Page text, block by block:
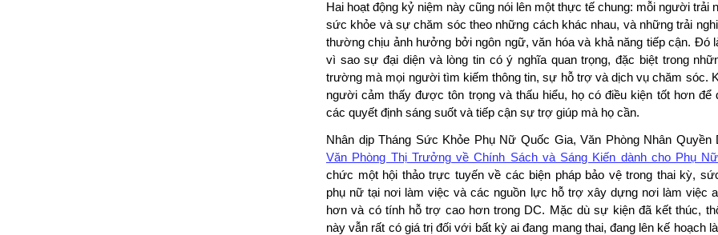
Hai hoạt động kỷ niệm này cũng nói lên một thực tế chung: mỗi người trải
sức khỏe và sự chăm sóc theo những cách khác nhau, và những trải
thường chịu ảnh hưởng bởi ngôn ngữ, văn hóa và khả năng tiếp cận. Đó
vì sao sự đại diện và lòng tin có ý nghĩa quan trọng, đặc biệt trong
trường mà mọi người tìm kiếm thông tin, sự hỗ trợ và dịch vụ chăm sóc.
người cảm thấy được tôn trọng và thấu hiểu, họ có điều kiện tốt hơn để
các quyết định sáng suốt và tiếp cận sự trợ giúp mà họ cần.
Nhân dịp Tháng Sức Khỏe Phụ Nữ Quốc Gia, Văn Phòng Nhân Quyền
Văn Phòng Thị Trưởng về Chính Sách và Sáng Kiến dành cho Phụ Nữ
chức một hội thảo trực tuyến về các biện pháp bảo vệ trong thai kỳ,
phụ nữ tại nơi làm việc và các nguồn lực hỗ trợ xây dựng nơi làm việc
hơn và có tính hỗ trợ cao hơn trong DC. Mặc dù sự kiện đã kết thúc,
này vẫn rất có giá trị đối với bất kỳ ai đang mang thai, đang lên kế hoạch